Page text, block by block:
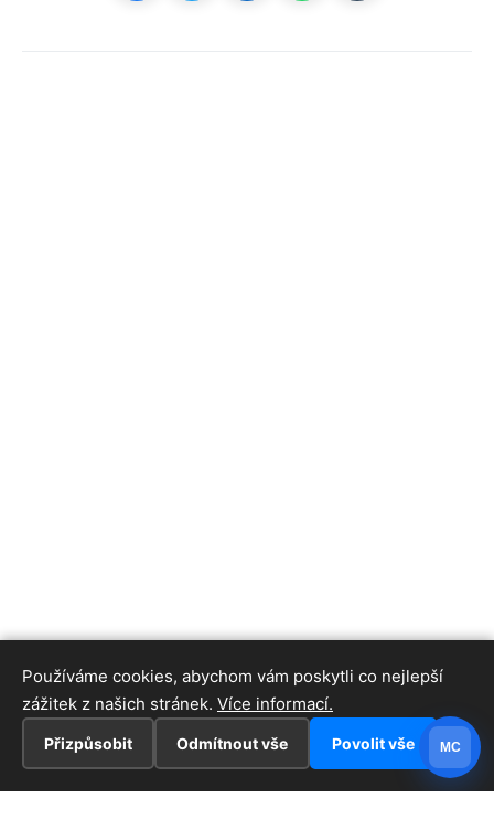
Používáme cookies, abychom vám poskytli co nejlepší
zážitek z našich stránek. Více informací.
Přizpůsobit Odmítnout vše Povolit vše MC